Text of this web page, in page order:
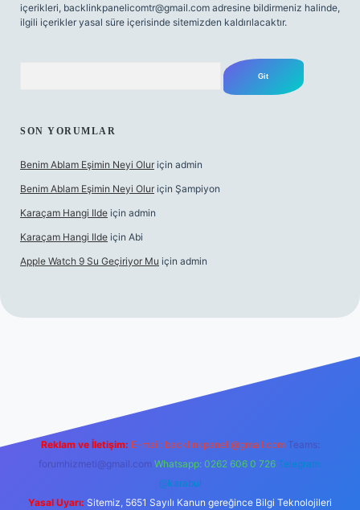
içerikleri, backlinkpanelicomtr@gmail.com adresine bildirmeniz halinde,
ilgili içerikler yasal süre içerisinde sitemizden kaldırılacaktır.
SON YORUMLAR
Benim Ablam Eşimin Neyi Olur için admin
Benim Ablam Eşimin Neyi Olur için Şampiyon
Karaçam Hangi Ilde için admin
Karaçam Hangi Ilde için Abi
Apple Watch 9 Su Geçiriyor Mu için admin
Reklam ve İletişim: E-mail: backlinkpaneli@gmail.com Teams:
forumhizmeti@gmail.com Whatsapp: 0262 606 0 726 Telegram:
@karabul
Yasal Uyarı: Sitemiz, 5651 Sayılı Kanun gereğince Bilgi Teknolojileri